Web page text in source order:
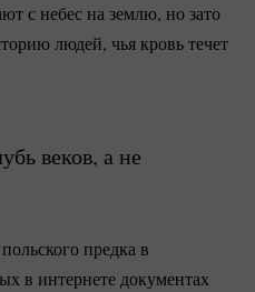
с небес на землю, но зато
людей, чья кровь течет
веков, а не
предка в
в интернете документах